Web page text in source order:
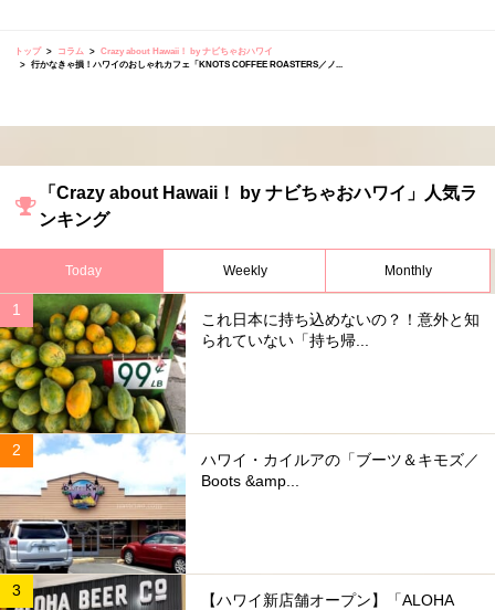
トップ コラム
Crazy about Hawaii！ by ナビちゃおハワイ
行かなきゃ損！ハワイのおしゃれカフェ「KNOTS COFFEE ROASTERS／ノ...
「Crazy about Hawaii！ by ナビちゃおハワイ」人気ラ
ンキング
Today Weekly Monthly
これ日本に持ち込めないの？！意外と知
られていない「持ち帰...
ハワイ・カイルアの「ブーツ＆キモズ／
Boots &amp...
【ハワイ新店舗オープン】「ALOHA